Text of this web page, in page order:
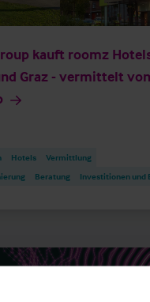
kauft roomz
Graz - vermittelt von
Hotels
Vermittlung
Beratung Investitionen und